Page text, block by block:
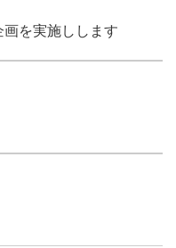
を実施しします